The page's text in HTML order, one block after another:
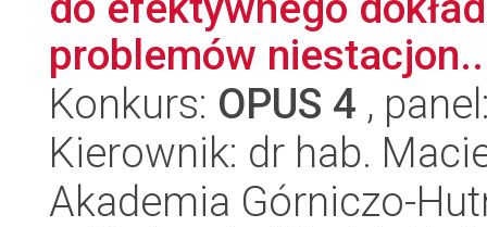
problemów
Konkurs: OPUS 4 ,
Kierownik: dr hab.
Akademia Górniczo-